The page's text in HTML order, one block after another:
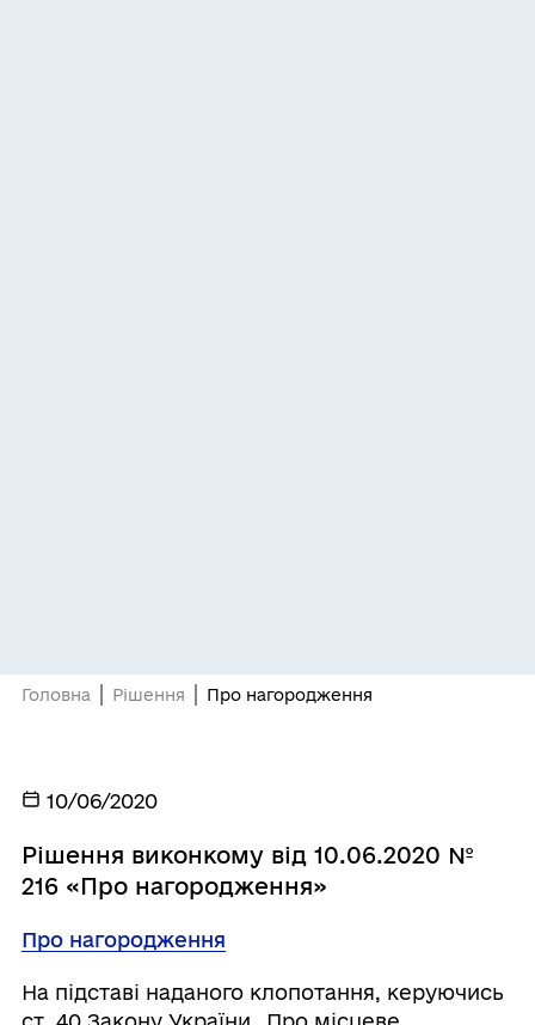
Головна Рішення Про нагородження
10/06/2020
Рішення виконкому від 10.06.2020 №
216 «Про нагородження»
Про нагородження
На підставі наданого клопотання, керуючись